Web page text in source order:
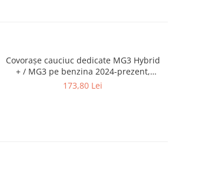
Covorașe cauciuc dedicate MG3 Hybrid
+ / MG3 pe benzina 2024-prezent,
Rigum Cehia
173,80 Lei